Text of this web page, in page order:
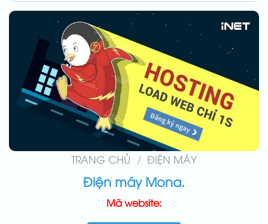
TRANG CHỦ / ĐIỆN MÁY
Điện máy Mona.
Mã website: